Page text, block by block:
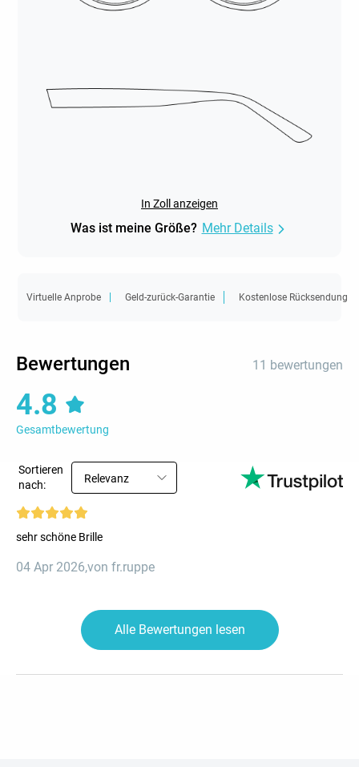
In Zoll anzeigen
Was ist meine Größe? Mehr Details
Virtuelle Anprobe Geld-zurück-Garantie Kostenlose Rücksendung
Bewertungen 11 bewertungen
4.8
Gesamtbewertung
Sortieren
nach:
Relevanz
sehr schöne Brille
04 Apr 2026,von fr.ruppe
Alle Bewertungen lesen